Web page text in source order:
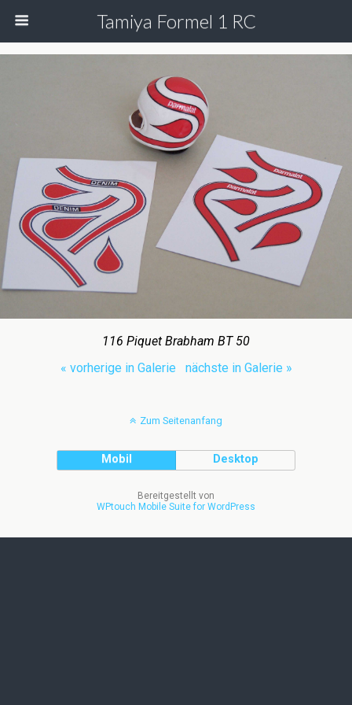
Tamiya Formel 1 RC
116 Piquet Brabham BT 50
« vorherige in Galerie
nächste in Galerie »
Zum Seitenanfang
Mobil Desktop
Bereitgestellt von
WPtouch Mobile Suite for WordPress